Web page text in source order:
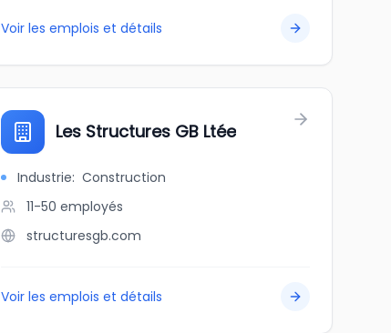
Voir les emplois et détails
Les Structures GB Ltée
Industrie: Construction
11-50 employés
structuresgb.com
Voir les emplois et détails